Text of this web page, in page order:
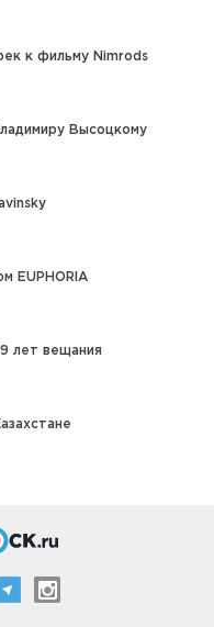
к фильму Nimrods
Высоцкому
EUPHORIA
лет вещания